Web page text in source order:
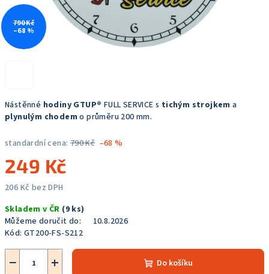
Nástěnné hodiny GTUP® FULL SERVICE s tichým strojkem a
plynulým chodem o průměru 200 mm.
standardní cena: 790 Kč –68 %
249 Kč
206 Kč bez DPH
cena:
Skladem v ČR (9 ks)
Můžeme doručit do:
10.8.2026
Kód: GT200-FS-S212
+
− Do košíku
790 Kč
–68 %